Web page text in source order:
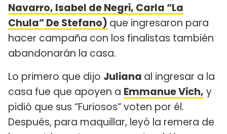
Navarro, Isabel de Negri, Carla “La
Chula” De Stefano) que ingresaron para
hacer campaña con los finalistas también
abandonarán la casa.
Lo primero que dijo Juliana al ingresar a la
casa fue que apoyen a Emmanue Vich, y
pidió que sus “Furiosos” voten por él.
Después, para maquillar, leyó la remera de